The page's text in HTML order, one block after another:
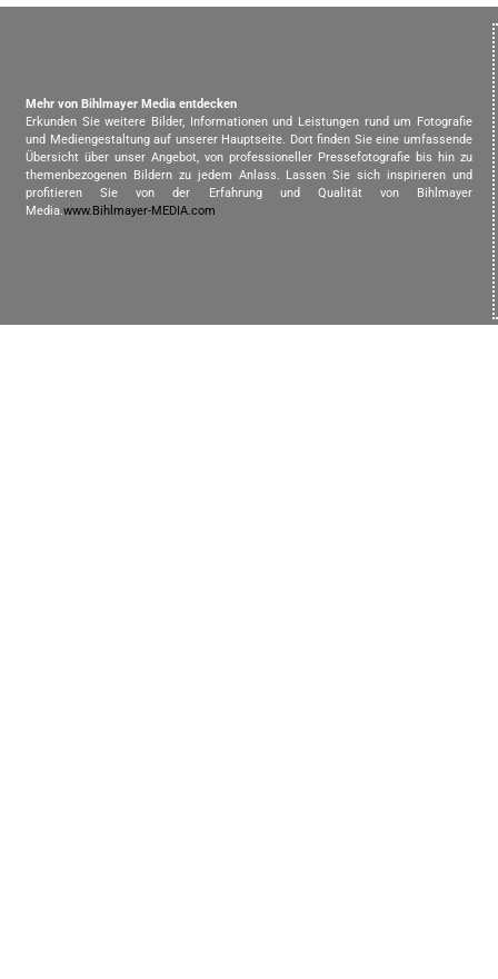
Mehr von Bihlmayer Media entdecken
Erkunden Sie weitere Bilder, Informationen und Leistungen rund um Fotografie
und Mediengestaltung auf unserer Hauptseite. Dort finden Sie eine umfassende
Übersicht über unser Angebot, von professioneller Pressefotografie bis hin zu
themenbezogenen Bildern zu jedem Anlass. Lassen Sie sich inspirieren und
profitieren Sie von der Erfahrung und Qualität von Bihlmayer
Media.www.Bihlmayer-MEDIA.com